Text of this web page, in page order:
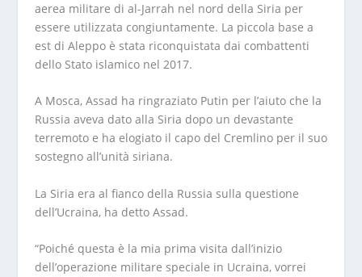
aerea militare di al-Jarrah nel nord della Siria per
essere utilizzata congiuntamente. La piccola base a
est di Aleppo è stata riconquistata dai combattenti
dello Stato islamico nel 2017.
A Mosca, Assad ha ringraziato Putin per l’aiuto che la
Russia aveva dato alla Siria dopo un devastante
terremoto e ha elogiato il capo del Cremlino per il suo
sostegno all’unità siriana.
La Siria era al fianco della Russia sulla questione
dell’Ucraina, ha detto Assad.
“Poiché questa è la mia prima visita dall’inizio
dell’operazione militare speciale in Ucraina, vorrei